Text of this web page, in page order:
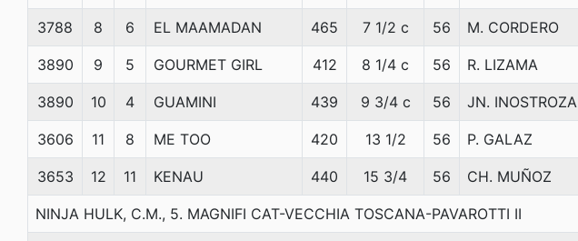
3788 8 6 EL MAAMADAN 465 7 1/2 c 56 M. CORDERO
3890 9 5 GOURMET GIRL 412 8 1/4 c 56 R. LIZAMA
3890 10 4 GUAMINI 439 9 3/4 c 56 JN. INOSTROZA
3606 11 8 ME TOO 420 13 1/2 56 P. GALAZ
3653 12 11 KENAU 440 15 3/4 56 CH. MUÑOZ
NINJA HULK, C.M., 5. MAGNIFI CAT-VECCHIA TOSCANA-PAVAROTTI II